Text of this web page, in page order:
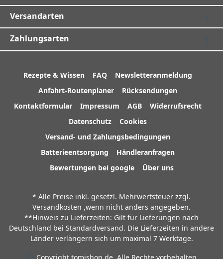
Versandarten
Zahlungsarten
Rezepte & Wissen FAQ
Newsletteranmeldung
Anfahrt-Routenplaner
Rücksendungen
Kontaktformular
Impressum AGB
Widerrufsrecht
Datenschutz
Cookies
Versand- und Zahlungsbedingungen
Batterieentsorgung
Händleranfragen
Bewertungen bei google
Über uns
* Alle Preise inkl. gesetzl. Mehrwertsteuer zzgl.
Versandkosten ,wenn nicht anders angegeben.
**Hinweis zu Lieferzeiten: Gilt für Lieferungen nach
Deutschland bei Standardversand. Die Lieferzeiten in andere
Länder verlängern sich um maximal 7 Werktage.
Copyright tomishop.de. Alle Rechte vorbehalten